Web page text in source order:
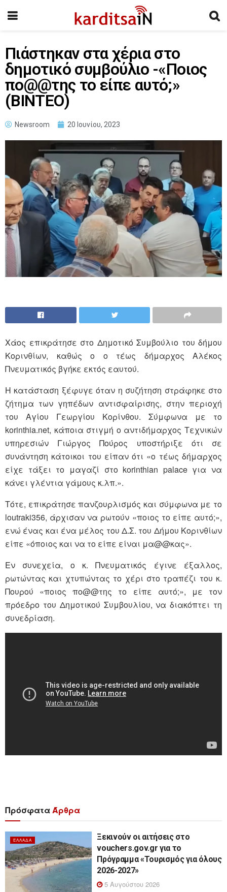
Πιάστηκαν στα χέρια στο
δημοτικό συμβούλιο -«Ποιος
πο@@της το είπε αυτό;»
(BINTEO)
Newsroom 20 Ιουνίου, 2023
Χάος επικράτησε στο Δημοτικό Συμβούλιο του δήμου
Κορινθίων, καθώς ο ο τέως δήμαρχος Αλέκος
Πνευματικός βγήκε εκτός εαυτού.
Η κατάσταση ξέφυγε όταν η συζήτηση στράφηκε στο
ζήτημα των γηπέδων αντισφαίρισης, στην περιοχή
του Αγίου Γεωργίου Κορίνθου. Σύμφωνα με το
korinthia.net, κάποια στιγμή ο αντιδήμαρχος Τεχνικών
υπηρεσιών Γιώργος Πούρος υποστήριξε ότι σε
συνάντηση κάτοικοι του είπαν ότι «ο τέως δήμαρχος
είχε τάξει το μαγαζί στο korinthian palace για να
κάνει γλέντια γάμους κ.λπ.».
Τότε, επικράτησε πανζουρλισμός και σύμφωνα με το
loutraki356, άρχισαν να ρωτούν «ποιος το είπε αυτό;»,
ενώ ένας και ένα μέλος του Δ.Σ. του Δήμου Κορινθίων
είπε «όποιος και να το είπε είναι μα@@κας».
Εν συνεχεία, ο κ. Πνευματικός έγινε έξαλλος,
ρωτώντας και χτυπώντας το χέρι στο τραπέζι του κ.
Πουρού «ποιος πο@@της το είπε αυτό;», με τον
πρόεδρο του Δημοτικού Συμβουλίου, να διακόπτει τη
συνεδρίαση.
ΠρόσφαταΆρθρα
ΕΛΛΆΔΑ
Ξεκινούν οι αιτήσεις στο
vouchers.gov.gr για το
Πρόγραμμα «Τουρισμός για όλους
2026-2027»
5 Αυγούστου 2026